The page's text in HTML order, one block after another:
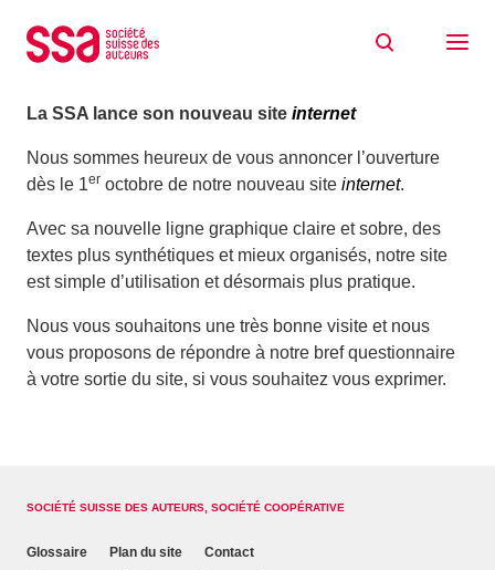
La SSA lance son nouveau site internet
Nous sommes heureux de vous annoncer l’ouverture
dès le 1er octobre de notre nouveau site internet.
Avec sa nouvelle ligne graphique claire et sobre, des
textes plus synthétiques et mieux organisés, notre site
est simple d’utilisation et désormais plus pratique.
Nous vous souhaitons une très bonne visite et nous
vous proposons de répondre à notre bref questionnaire
à votre sortie du site, si vous souhaitez vous exprimer.
SOCIÉTÉ SUISSE DES AUTEURS, SOCIÉTÉ COOPÉRATIVE
Glossaire Plan du site
Contact